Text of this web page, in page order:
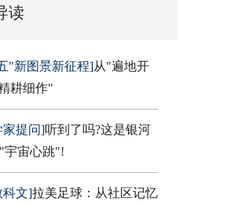
读
"新图景新征程]从"遍地开
耕细作"
家提问]听到了吗?这是银河
宇宙心跳"!
科文]拉美足球：从社区记忆